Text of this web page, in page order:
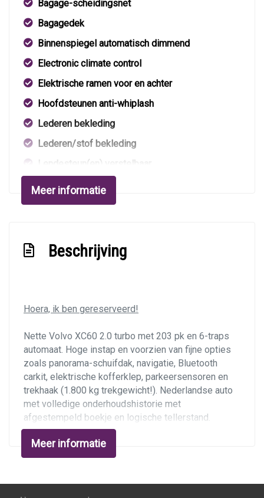
Bagage-scheidingsnet
Bagagedek
Binnenspiegel automatisch dimmend
Electronic climate control
Elektrische ramen voor en achter
Hoofdsteunen anti-whiplash
Lederen bekleding
Lederen/stof bekleding
Lendesteun(en) verstelbaar
Middenarmsteun voor
Stuur en versnellingspook (kunst)leder
Voorstoelen in hoogte verstelbaar
Voorstoelen verwarmd
Buitenspiegels elektrisch inklapbaar
Buitenspiegels elektrisch verstel- en
verwarmbaar
Buitenspiegels met verlichting
Centrale vergrendeling met afstandsbediening
Chroom delen exterieur
Dakrails
Dimlichten automatisch
Meer informatie
Beschrijving
Hoera, ik ben gereserveerd!
Nette Volvo XC60 2.0 turbo met 203 pk en 6-traps
automaat. Hoge instap en voorzien van fijne opties
zoals panorama-schuifdak, navigatie, Bluetooth
carkit, elektrische kofferklep, parkeersensoren en
trekhaak (1.800 kg trekgewicht!). Nederlandse auto
met volledige onderhoudshistorie met
afgestempeld boekje en logische tellerstand.
Nieuwe apk bij aflevering.
Staat van de auto
bekleding fantastisch mooi. Uiterlijk ook een nette
Meer informatie